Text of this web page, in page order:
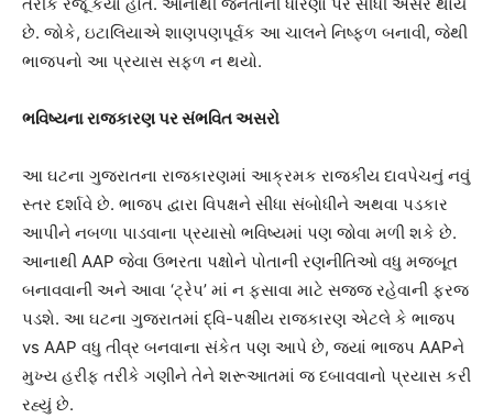
છે. જોકે, ઇટાલિયાએ શાણપણપૂર્વક આ ચાલને નિષ્ફળ બનાવી, જેથી
ભાજપનો આ પ્રયાસ સફળ ન થયો.
ભવિષ્યના રાજકારણ પર સંભવિત અસરો
આ ઘટના ગુજરાતના રાજકારણમાં આક્રમક રાજકીય દાવપેચનું નવું
સ્તર દર્શાવે છે. ભાજપ દ્વારા વિપક્ષને સીધા સંબોધીને અથવા પડકાર
આપીને નબળા પાડવાના પ્રયાસો ભવિષ્યમાં પણ જોવા મળી શકે છે.
આનાથી AAP જેવા ઉભરતા પક્ષોને પોતાની રણનીતિઓ વધુ મજબૂત
બનાવવાની અને આવા ‘ટ્રેપ’ માં ન ફસાવા માટે સજ્જ રહેવાની ફરજ
પડશે. આ ઘટના ગુજરાતમાં દ્વિ-પક્ષીય રાજકારણ એટલે કે ભાજપ
vs AAP વધુ તીવ્ર બનવાના સંકેત પણ આપે છે, જ્યાં ભાજપ AAPને
મુખ્ય હરીફ તરીકે ગણીને તેને શરૂઆતમાં જ દબાવવાનો પ્રયાસ કરી
રહ્યું છે.